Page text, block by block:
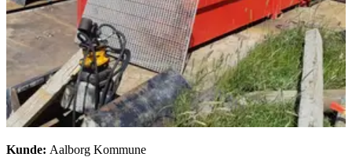
Kunde: Aalborg Kommune